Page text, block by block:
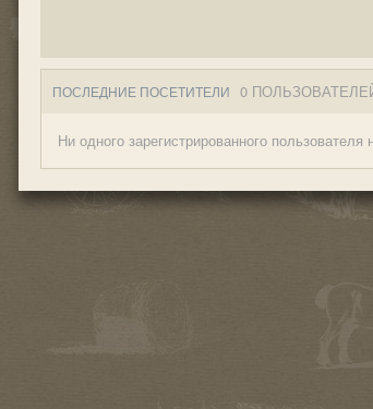
ПОСЛЕДНИЕ ПОСЕТИТЕЛИ 0
Ни одного зарегистрированного